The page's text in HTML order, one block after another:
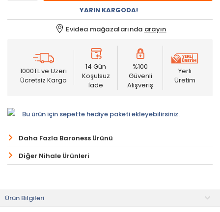
YARIN KARGODA!
Evidea mağazalarında arayın
1000TL ve Üzeri
Ücretsiz Kargo
14 Gün
Koşulsuz
İade
%100
Güvenli
Alışveriş
Yerli
Üretim
Bu ürün için sepette hediye paketi ekleyebilirsiniz.
Daha Fazla Baroness Ürünü
Diğer Nihale Ürünleri
Ürün Bilgileri